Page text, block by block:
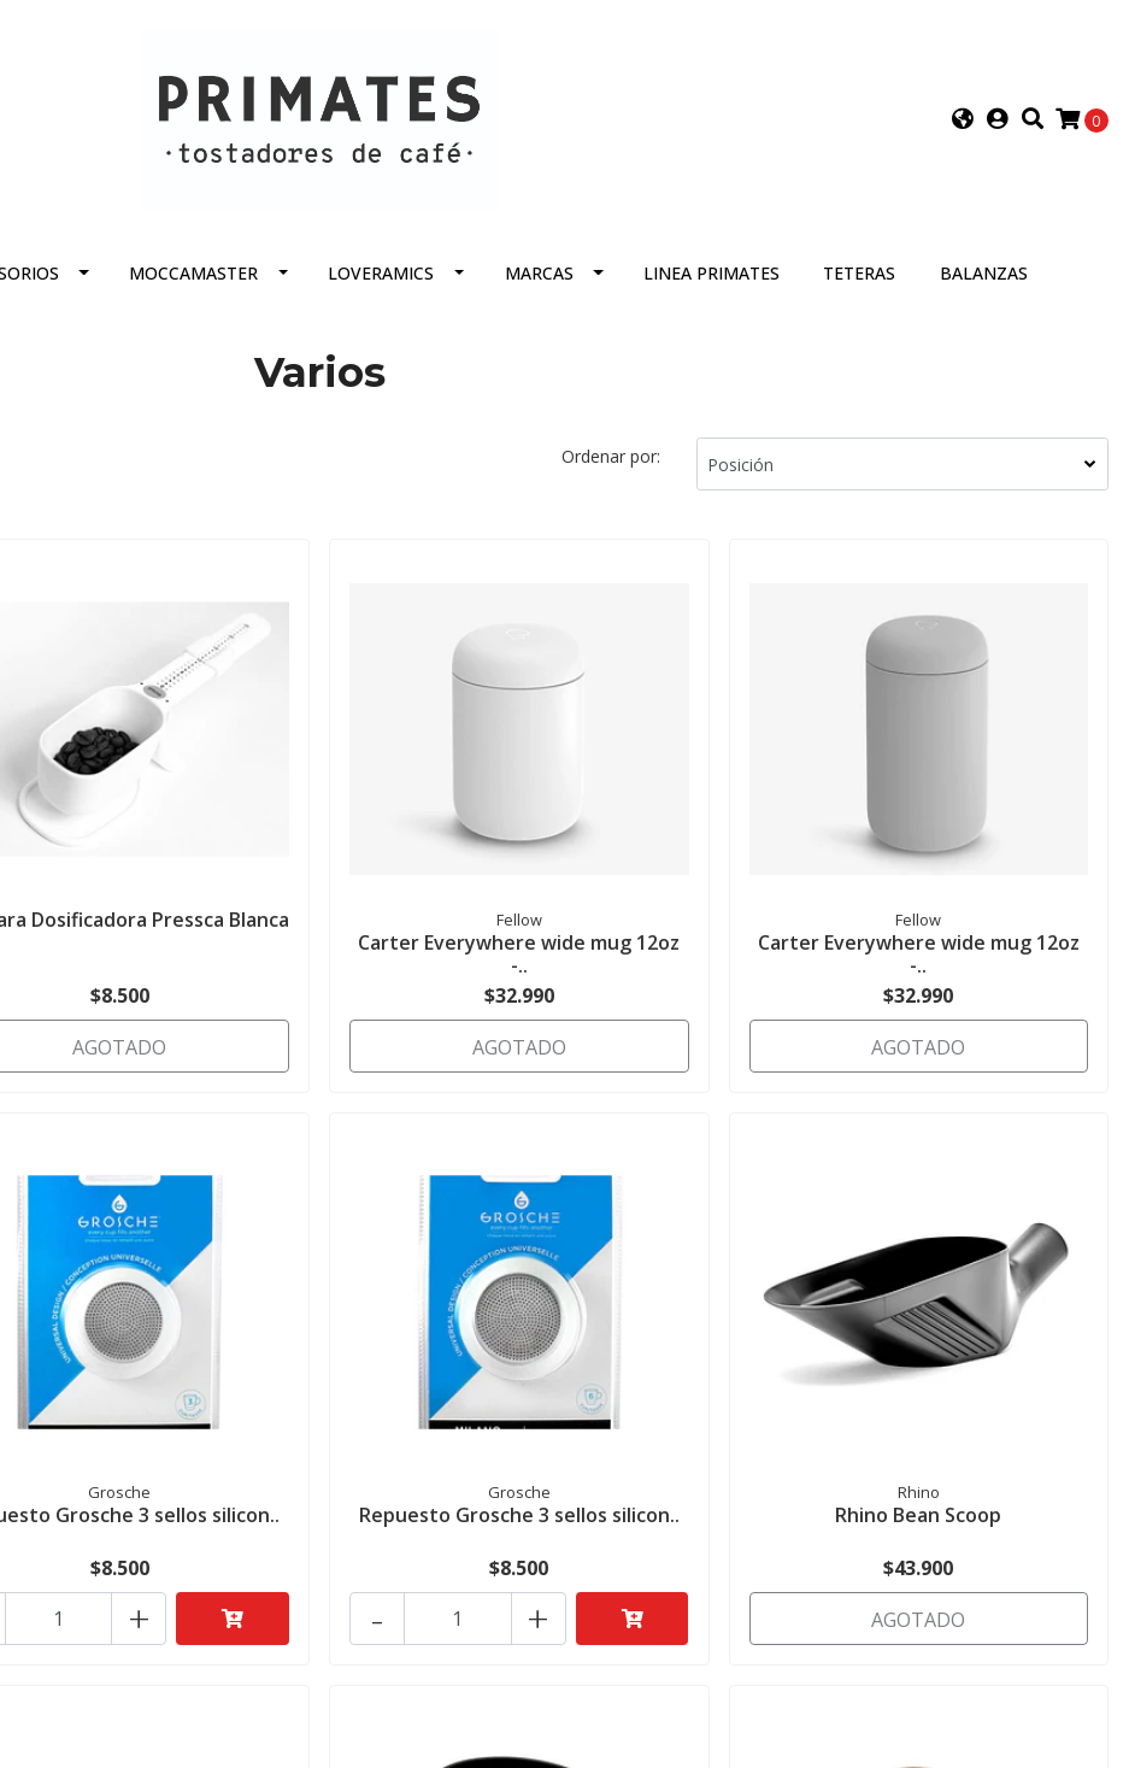
0
MOCCAMASTER LOVERAMICS MARCAS LINEA PRIMATES TETERAS BALANZAS
Varios
Ordenar por:
Dosificadora Pressca Blanca
$8.500
AGOTADO
Fellow
Carter Everywhere wide mug 12oz
-..
$32.990
AGOTADO
Fellow
Carter Everywhere wide mug 12oz
-..
$32.990
AGOTADO
Grosche
Grosche 3 sellos silicon..
$8.500
+
Grosche
Repuesto Grosche 3 sellos silicon..
$8.500
+
-
Rhino
Rhino Bean Scoop
$43.900
AGOTADO